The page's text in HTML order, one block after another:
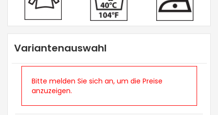
Variantenauswahl
Bitte melden Sie sich an, um die Preise
anzuzeigen.